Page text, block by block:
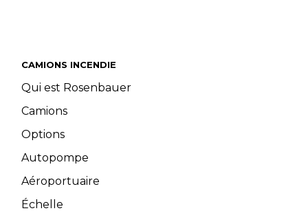
CAMIONS INCENDIE
Qui est Rosenbauer
Camions
Options
Autopompe
Aéroportuaire
Échelle